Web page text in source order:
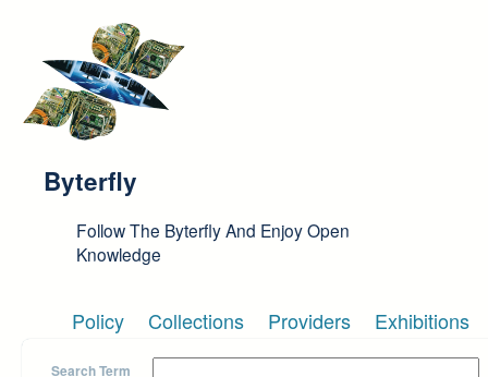
Byterfly
Follow The Byterfly And Enjoy Open
Knowledge
Policy Collections Providers Exhibitions
Search Term